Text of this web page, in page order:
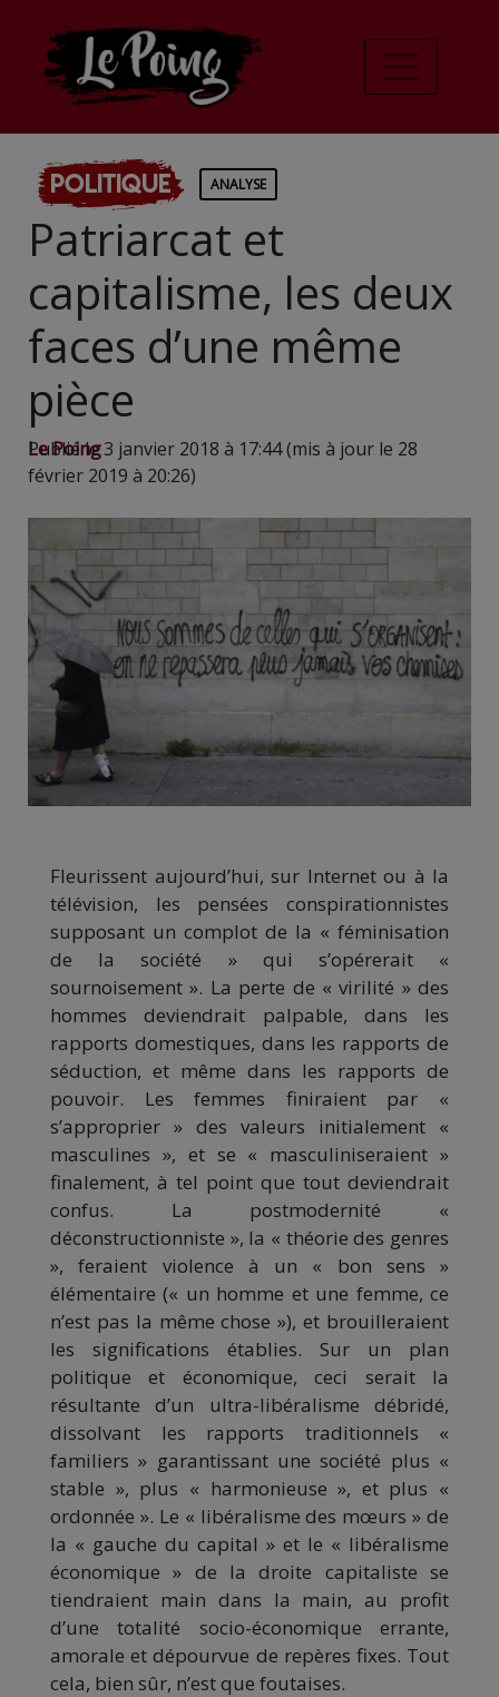
Politique ANALYSE
Patriarcat et
capitalisme, les deux
faces d’une même
pièce
Le Poing
Publié le 3 janvier 2018 à 17:44 (mis à jour le 28
février 2019 à 20:26)
Fleurissent aujourd’hui, sur Internet ou à la
télévision, les pensées conspirationnistes
supposant un complot de la « féminisation
de la société » qui s’opérerait «
sournoisement ». La perte de « virilité » des
hommes deviendrait palpable, dans les
rapports domestiques, dans les rapports de
séduction, et même dans les rapports de
pouvoir. Les femmes finiraient par «
s’approprier » des valeurs initialement «
masculines », et se « masculiniseraient »
finalement, à tel point que tout deviendrait
confus. La postmodernité «
déconstructionniste », la « théorie des genres
», feraient violence à un « bon sens »
élémentaire (« un homme et une femme, ce
n’est pas la même chose »), et brouilleraient
les significations établies. Sur un plan
politique et économique, ceci serait la
résultante d’un ultra-libéralisme débridé,
dissolvant les rapports traditionnels «
familiers » garantissant une société plus «
stable », plus « harmonieuse », et plus «
ordonnée ». Le « libéralisme des mœurs » de
la « gauche du capital » et le « libéralisme
économique » de la droite capitaliste se
tiendraient main dans la main, au profit
d’une totalité socio-économique errante,
amorale et dépourvue de repères fixes. Tout
cela, bien sûr, n’est que foutaises.